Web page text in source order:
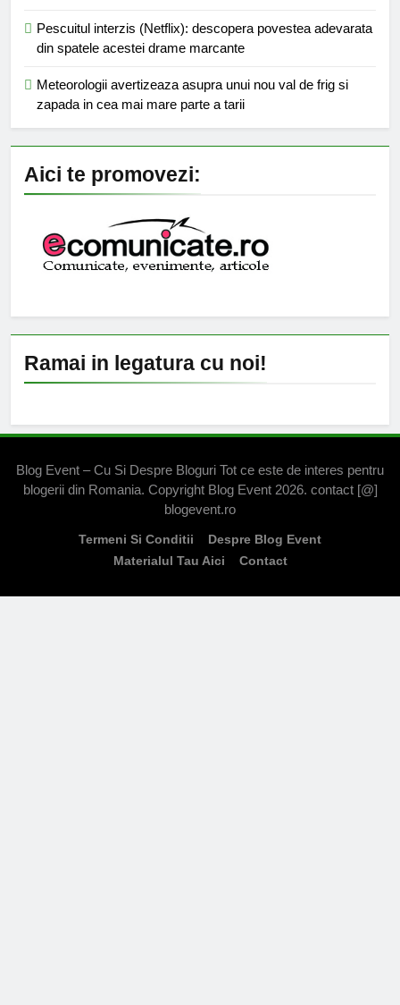
Pescuitul interzis (Netflix): descopera povestea adevarata
din spatele acestei drame marcante
Meteorologii avertizeaza asupra unui nou val de frig si
zapada in cea mai mare parte a tarii
Aici te promovezi:
Ramai in legatura cu noi!
Blog Event – Cu Si Despre Bloguri Tot ce este de interes pentru
blogerii din Romania. Copyright Blog Event 2026. contact [@]
blogevent.ro
Termeni Si Conditii
Despre Blog Event
Materialul Tau Aici
Contact